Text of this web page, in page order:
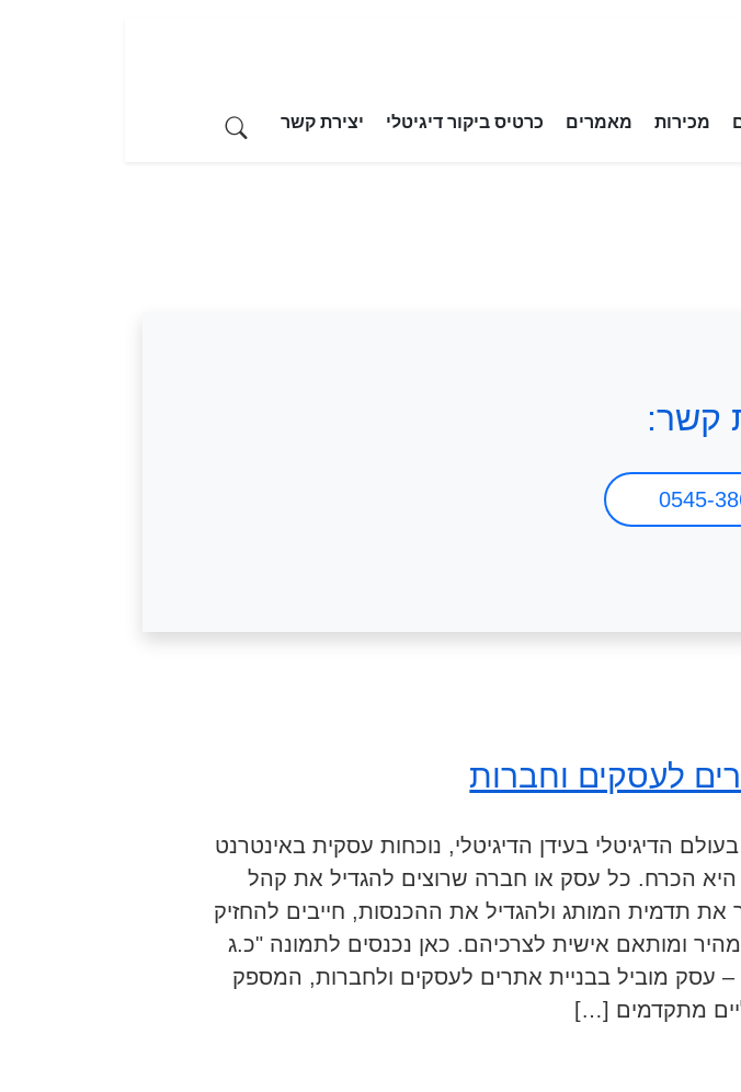
מכירות מאמרים כרטיס ביקור דיגיטלי יצירת קשר
קשר:
לעסקים וחברות
הדיגיטלי בעידן הדיגיטלי, נוכחות עסקית באינטרנט
היא הכרח. כל עסק או חברה שרוצים להגדיל את קהל
את תדמית המותג ולהגדיל את ההכנסות, חייבים להחזיק
ומותאם אישית לצרכיהם. כאן נכנסים לתמונה "כ.ג
– עסק מוביל בבניית אתרים לעסקים ולחברות, המספק
מתקדמים […]